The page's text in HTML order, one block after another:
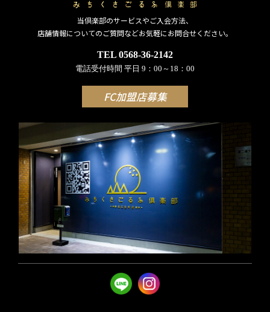
当倶楽部のサービスやご入会方法、
店舗情報についてのご質問などお気軽にお問合せください。
TEL 0568-36-2142
電話受付時間 平日 9：00～18：00
FC加盟店募集